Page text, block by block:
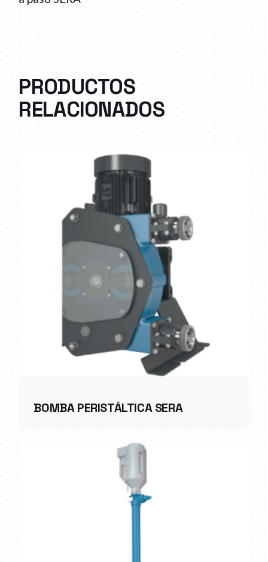
PRODUCTOS
RELACIONADOS
BOMBA PERISTÁLTICA SERA